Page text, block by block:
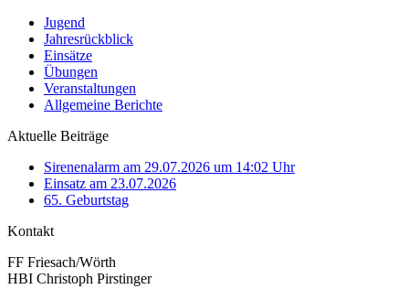
Jugend
Jahresrückblick
Einsätze
Übungen
Veranstaltungen
Allgemeine Berichte
Aktuelle Beiträge
Sirenenalarm am 29.07.2026 um 14:02 Uhr
Einsatz am 23.07.2026
65. Geburtstag
Kontakt
FF Friesach/Wörth
HBI Christoph Pirstinger